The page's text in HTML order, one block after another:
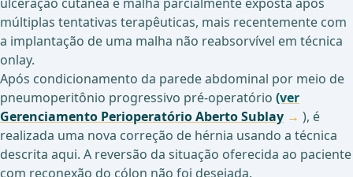
múltiplas tentativas terapêuticas, mais recentemente com
a implantação de uma malha não reabsorvível em técnica
onlay.
Após condicionamento da parede abdominal por meio de
pneumoperitônio progressivo pré-operatório (ver
Gerenciamento Perioperatório Aberto Sublay
), é
realizada uma nova correção de hérnia usando a técnica
descrita aqui. A reversão da situação oferecida ao paciente
com reconexão do cólon não foi desejada.